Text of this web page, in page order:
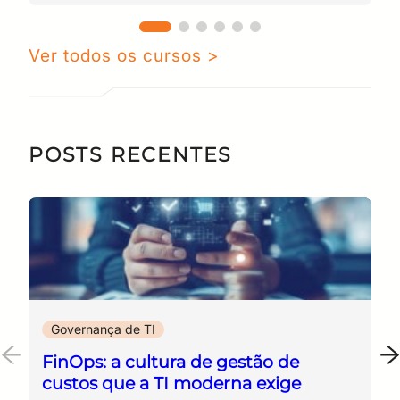
participação ativa em diversos
projetos de pesquisa. Além disso,
aspectos relacionados à
Ver todos os cursos >
POSTS RECENTES
Governança de TI
FinOps: a cultura de gestão de
custos que a TI moderna exige